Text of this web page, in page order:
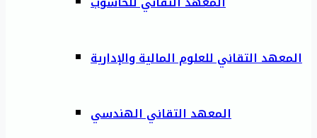
المعهد التقاني للعلوم المالية والإدارية
المعهد التقاني الهندسي